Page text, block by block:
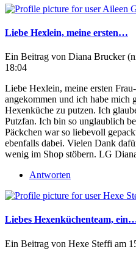
Liebe Hexlein, meine ersten…
Ein Beitrag von Diana Brucker
18:04
Liebe Hexlein, meine ersten
angekommen und ich habe mich
Hexenküche zu putzen. Ich
Putzfan. Ich bin so unglaublich
Päckchen war so liebevoll
ebenfalls dabei. Vielen Dank
wenig im Shop stöbern. LG
Antworten
Liebes Hexenküchenteam,
Ein Beitrag von Hexe Steffi am